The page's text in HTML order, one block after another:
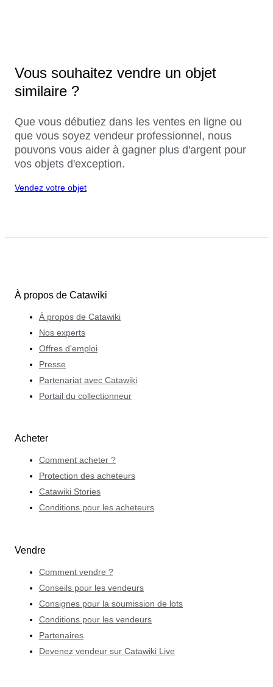
Vous souhaitez vendre un objet
similaire ?
Que vous débutiez dans les ventes en ligne ou
que vous soyez vendeur professionnel, nous
pouvons vous aider à gagner plus d'argent pour
vos objets d'exception.
Vendez votre objet
À propos de Catawiki
À propos de Catawiki
Nos experts
Offres d'emploi
Presse
Partenariat avec Catawiki
Portail du collectionneur
Acheter
Comment acheter ?
Protection des acheteurs
Catawiki Stories
Conditions pour les acheteurs
Vendre
Comment vendre ?
Conseils pour les vendeurs
Consignes pour la soumission de lots
Conditions pour les vendeurs
Partenaires
Devenez vendeur sur Catawiki Live